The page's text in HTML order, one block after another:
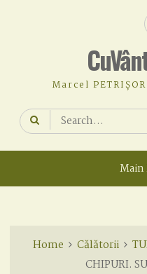
Marcel
Search
for:
Home Călătorii
CHIPURI.